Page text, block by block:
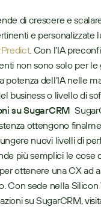
e
. Con l’IA
non sono solo per
potenza dell’IA nelle
business o livello di
su SugarCRM
ottengono
nuovi livelli di
più semplici le cose
ottenere una CX ad
Con sede nella
su SugarCRM,